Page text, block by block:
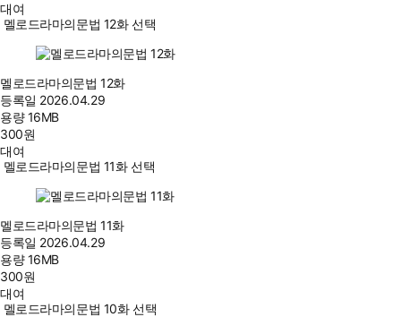
대여
멜로드라마의문법 12화 선택
멜로드라마의문법 12화
등록일 2026.04.29
용량16MB
300원
대여
멜로드라마의문법 11화 선택
멜로드라마의문법 11화
등록일 2026.04.29
용량16MB
300원
대여
멜로드라마의문법 10화 선택